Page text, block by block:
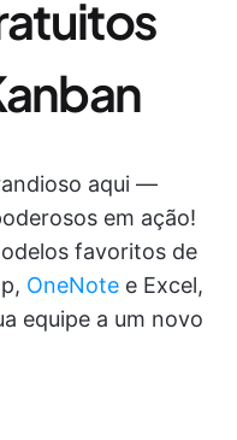
aqui —
em ação!
favoritos de
OneNote e Excel,
equipe a um novo